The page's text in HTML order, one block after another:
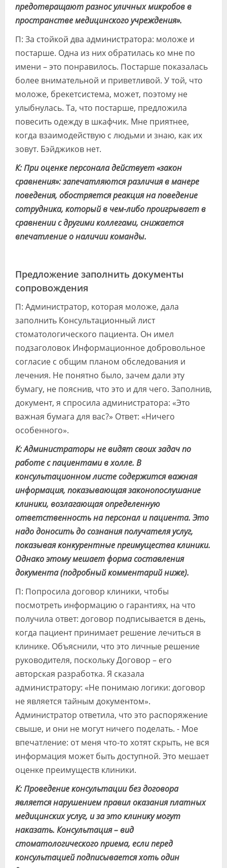
предотвращают разнос уличных микробов в
пространстве медицинского учреждения».
П: За стойкой два администратора: моложе и
постарше. Одна из них обратилась ко мне по
имени – это понравилось. Постарше показалась
более внимательной и приветливой. У той, что
моложе, брекетсистема, может, поэтому не
улыбнулась. Та, что постарше, предложила
повесить одежду в шкафчик. Мне приятнее,
когда взаимодействую с людьми и знаю, как их
зовут. Бэйджиков нет.
К: При оценке персонала действует «закон
сравнения»: запечатляются различия в манере
поведения, обостряется реакция на поведение
сотрудника, который в чем-либо проигрывает в
сравнении с другими коллегами, снижается
впечатление о наличии команды.
Предложение заполнить документы
сопровождения
П: Администратор, которая моложе, дала
заполнить Консультационный лист
стоматологического пациента. Он имел
подзаголовок Информационное добровольное
согласие с общим планом обследования и
лечения. Не понятно было, зачем дали эту
бумагу, не пояснив, что это и для чего. Заполнив,
документ, я спросила администратора: «Это
важная бумага для вас?» Ответ: «Ничего
особенного».
К: Администраторы не видят своих задач по
работе с пациентами в холле. В
консультационном листе содержится важная
информация, показывающая законопослушание
клиники, возлагающая определенную
ответственность на персонал и пациента. Это
надо доносить до сознания получателя услуг,
показывая конкурентные преимущества клиники.
Однако этому мешает форма составления
документа (подробный комментарий ниже).
П: Попросила договор клиники, чтобы
посмотреть информацию о гарантиях, на что
получила ответ: договор подписывается в день,
когда пациент принимает решение лечиться в
клинике. Объяснили, что это личные решение
руководителя, поскольку Договор – его
авторская разработка. Я сказала
администратору: «Не понимаю логики: договор
не является тайным документом».
Администратор ответила, что это распоряжение
свыше, и они не могут ничего поделать. - Мое
впечатление: от меня что-то хотят скрыть, не вся
информация может быть доступной. Это мешает
оценке преимуществ клиники.
К: Проведение консультации без договора
является нарушением правил оказания платных
медицинских услуг, и за это клинику могут
наказать. Консультация – вид
стоматологического приема, если перед
консультацией подписывается хоть один